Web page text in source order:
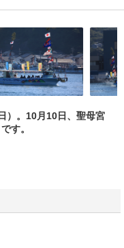
）。10月10日、聖母宮
す。